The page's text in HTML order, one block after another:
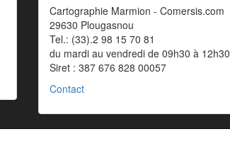
Cartographie Marmion - Comersis.com
29630 Plougasnou
Tel.: (33).2 98 15 70 81
du mardi au vendredi de 09h30 à 12h30
Siret : 387 676 828 00057
Contact